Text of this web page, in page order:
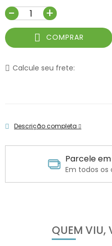
- +
COMPRAR
Calcule seu frete:
Descrição completa
Parcele
Em todos os
QUEM VIU,